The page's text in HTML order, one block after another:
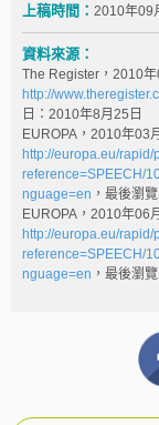
上稿時間： 2010年09
資料來源：
The Register，2010年
http://
日：2010年8月25日
EUROPA，2010年03
http://europa.eu/
reference=SPEECH/
nguage=en ，最後瀏
EUROPA，2010年06
http://europa.eu/
reference=SPEECH/
nguage=en ，最後瀏